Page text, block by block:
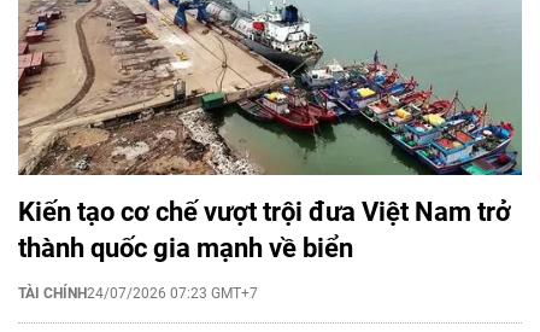
Kiến tạo cơ chế vượt trội đưa Việt Nam trở
thành quốc gia mạnh về biển
TÀI CHÍNH24/07/2026 07:23 GMT+7